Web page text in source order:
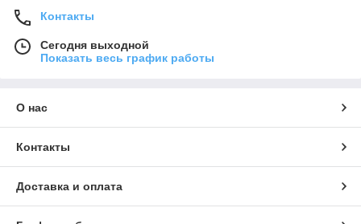
Контакты
Сегодня выходной
Показать весь график работы
О нас
Контакты
Доставка и оплата